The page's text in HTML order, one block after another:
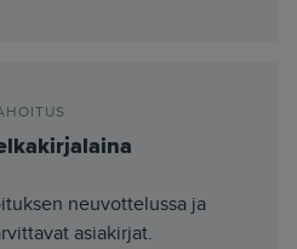
neuvottelussa ja
asiakirjat.